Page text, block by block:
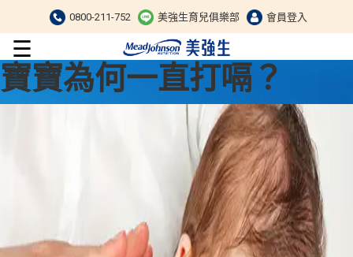
0800-211-752 美強生育兒俱樂部 會員登入
☰
寶寶為何一直打嗝？